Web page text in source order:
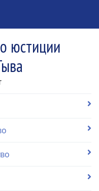
юстиции